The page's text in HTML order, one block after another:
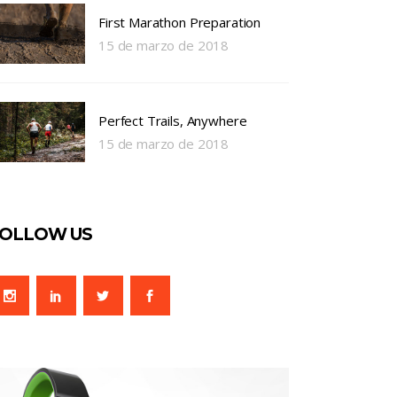
First Marathon Preparation
15 de marzo de 2018
Perfect Trails, Anywhere
15 de marzo de 2018
US